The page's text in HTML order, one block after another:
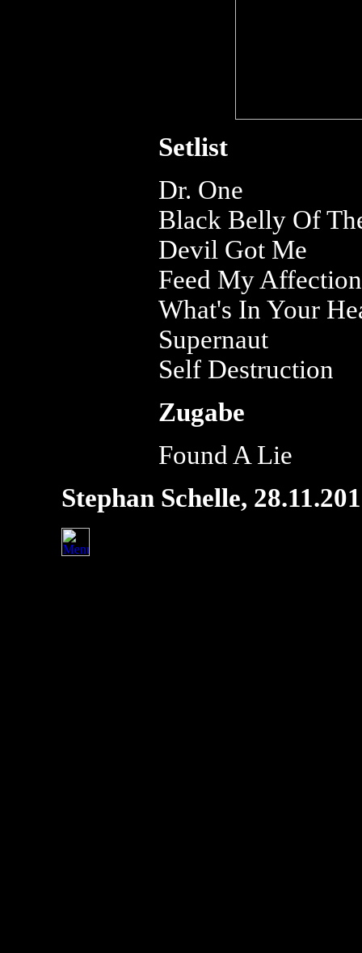
Setlist
Dr. One
Black Belly Of
Devil Got Me
Feed My Affection
What's In Your
Supernaut
Self Destruction
Zugabe
Found A Lie
Stephan Schelle,